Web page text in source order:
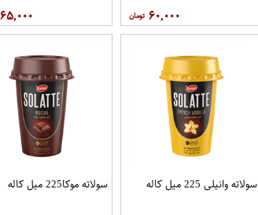
۶۰,۰۰۰ ۶۵,۰۰۰
سولاته وانیلی 225 میل کاله سولاته موکا225 میل کاله